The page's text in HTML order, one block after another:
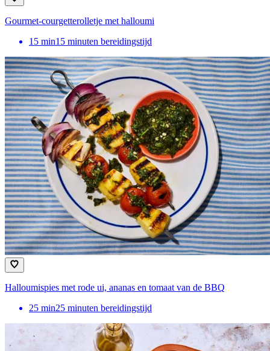
Gourmet-courgetterolletje met halloumi
15 min15 minuten bereidingstijd
Halloumispies met rode ui, ananas en tomaat van de BBQ
25 min25 minuten bereidingstijd